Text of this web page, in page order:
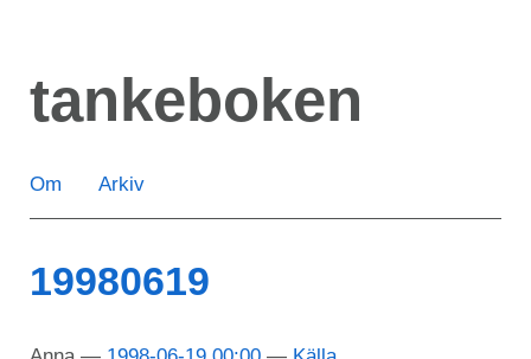
huvudinnehåll
tankeboken
Om Arkiv
19980619